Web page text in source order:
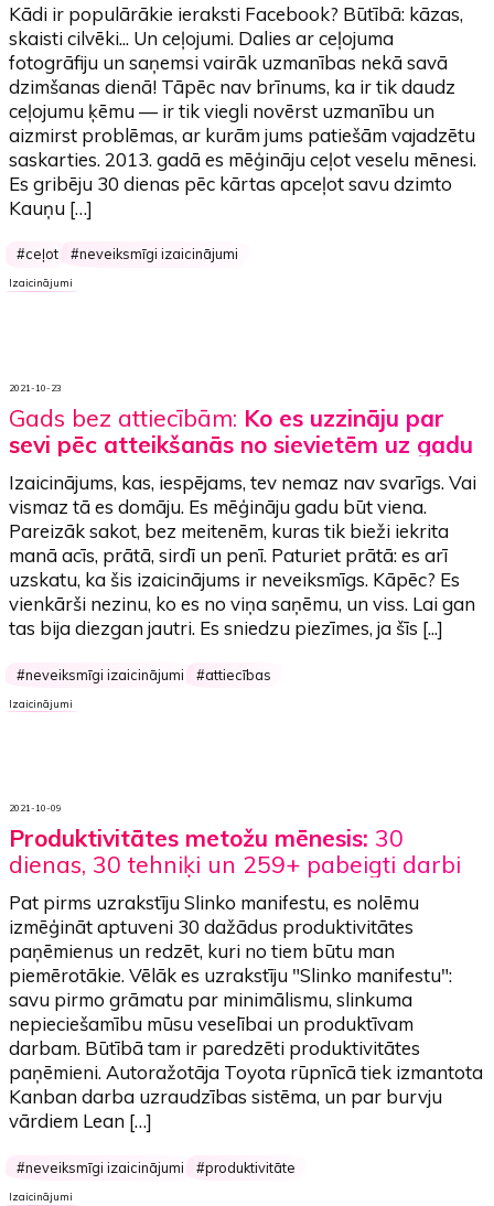
Kādi ir populārākie ieraksti Facebook? Būtībā: kāzas,
skaisti cilvēki... Un ceļojumi. Dalies ar ceļojuma
fotogrāfiju un saņemsi vairāk uzmanības nekā savā
dzimšanas dienā! Tāpēc nav brīnums, ka ir tik daudz
ceļojumu ķēmu — ir tik viegli novērst uzmanību un
aizmirst problēmas, ar kurām jums patiešām vajadzētu
saskarties. 2013. gadā es mēģināju ceļot veselu mēnesi.
Es gribēju 30 dienas pēc kārtas apceļot savu dzimto
Kauņu […]
ceļot neveiksmīgi izaicinājumi
Izaicinājumi
2021-10-23
Gads bez attiecībām: Ko es uzzināju par
sevi pēc atteikšanās no sievietēm uz gadu
Izaicinājums, kas, iespējams, tev nemaz nav svarīgs. Vai
vismaz tā es domāju. Es mēģināju gadu būt viena.
Pareizāk sakot, bez meitenēm, kuras tik bieži iekrita
manā acīs, prātā, sirdī un penī. Paturiet prātā: es arī
uzskatu, ka šis izaicinājums ir neveiksmīgs. Kāpēc? Es
vienkārši nezinu, ko es no viņa saņēmu, un viss. Lai gan
tas bija diezgan jautri. Es sniedzu piezīmes, ja šīs [...]
neveiksmīgi izaicinājumi attiecības
Izaicinājumi
2021-10-09
Produktivitātes metožu mēnesis: 30
dienas, 30 tehniķi un 259+ pabeigti darbi
Pat pirms uzrakstīju Slinko manifestu, es nolēmu
izmēģināt aptuveni 30 dažādus produktivitātes
paņēmienus un redzēt, kuri no tiem būtu man
piemērotākie. Vēlāk es uzrakstīju "Slinko manifestu":
savu pirmo grāmatu par minimālismu, slinkuma
nepieciešamību mūsu veselībai un produktīvam
darbam. Būtībā tam ir paredzēti produktivitātes
paņēmieni. Autoražotāja Toyota rūpnīcā tiek izmantota
Kanban darba uzraudzības sistēma, un par burvju
vārdiem Lean […]
neveiksmīgi izaicinājumi produktivitāte
Izaicinājumi